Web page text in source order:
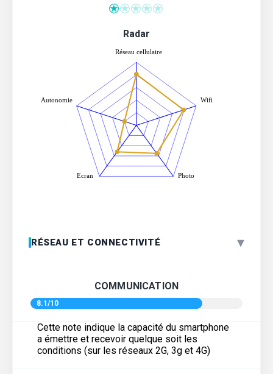
Radar
RÉSEAU ET CONNECTIVITÉ ▾
COMMUNICATION
8.1/10
Cette note indique la capacité du smartphone
a émettre et recevoir quelque soit les
conditions (sur les réseaux 2G, 3g et 4G)